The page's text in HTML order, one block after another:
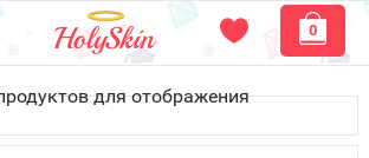
0
для отображения
по всем городам России.